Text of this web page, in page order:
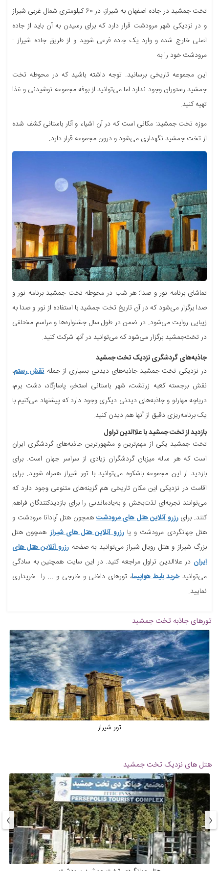
تخت جمشید در جاده اصفهان به شیراز، در 60 کیلومتری شمال غربی شیراز
و در نزدیکی شهر مرودشت قرار دارد که برای رسیدن به آن باید از جاده
اصلی خارج شده و وارد یک جاده فرعی شوید و از طریق جاده شیراز -
مرودشت خود را به
این مجموعه تاریخی برسانید. توجه داشته باشید که در محوطه تخت
جمشید رستوران وجود ندارد اما می‌توانید از بوفه مجموعه نوشیدنی و غذا
تهیه کنید.
موزه تخت جمشید: مکانی است که در آن اشیاء و آثار باستانی کشف شده
از تخت جمشید نگهداری می‌شود و درون مجموعه قرار دارد.
تماشای برنامه نور و صدا: هر شب در محوطه تخت جمشید برنامه نور و
صدا برگزار می‌شود که در آن تاریخ تخت جمشید با استفاده از نور و صدا به
زیبایی روایت می‌شود. در ضمن در طول سال جشنواره‌ها و مراسم مختلفی
در تخت‌جمشید برگزار می‌شود که می‌توانید در آنها شرکت کنید.
جاذبه‌های گردشگری نزدیک تخت جمشید
در نزدیکی تخت جمشید جاذبه‌های دیدنی بسیاری از جملهنقش رستم،
نقش برجسته کعبه زرتشت، شهر باستانی استخر، پاسارگاد، دشت برم،
دریاچه مهارلو و جاذبه‌های دیدنی دیگری وجود دارد که پیشنهاد می‌کنیم با
یک برنامه‌ریزی دقیق از آنها هم دیدن کنید.
بازدید از تخت جمشید با علاالدین تراول
تخت جمشید یکی از مهم‌ترین و مشهورترین جاذبه‌های گردشگری ایران
است که هر ساله میزبان گردشگران زیادی از سراسر جهان است. برای
بازدید از این مجموعه باشکوه می‌توانید با تور شیراز همراه شوید. برای
اقامت در نزدیکی این مکان تاریخی هم گزینه‌های متنوعی وجود دارد که
می‌توانند تجربه‌ای لذت‌بخش و به‌یادماندنی را برای بازدیدکنندگان فراهم
کنند. برایرزرو آنلاین هتل‌ های مرودشتهمچون هتل آپادانا مرودشت و
هتل جهانگردی مرودشت و یارزرو آنلاین هتل‌ های شیرازهمچون هتل
بزرگ شیراز و هتل رویال شیراز می‌توانید به صفحه رزرو آنلاین هتل‌ های
ایران در علاالدین تراول مراجعه کنید. در این سایت همچنین به سادگی
می‌توانیدخرید بلیط هواپیما، تورهای داخلی و خارجی و ... را خریداری
نمایید.
تورهای جاذبه تخت جمشید
تور شیراز
هتل های نزدیک تخت جمشید
‹
›